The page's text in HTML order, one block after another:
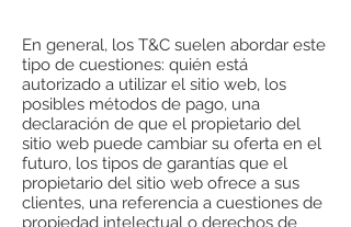
En general, los T&C suelen abordar este
tipo de cuestiones: quién está
autorizado a utilizar el sitio web, los
posibles métodos de pago, una
declaración de que el propietario del
sitio web puede cambiar su oferta en el
futuro, los tipos de garantías que el
propietario del sitio web ofrece a sus
clientes, una referencia a cuestiones de
propiedad intelectual o derechos de